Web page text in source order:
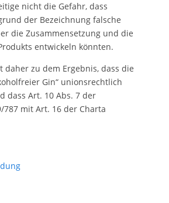
nicht die Gefahr, dass
der Bezeichnung falsche
die Zusammensetzung und die
entwickeln könnten.
daher zu dem Ergebnis, dass die
Gin“ unionsrechtlich
dass Art. 10 Abs. 7 der
787 mit Art. 16 der Charta